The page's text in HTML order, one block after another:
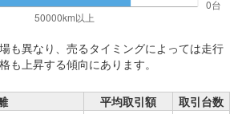
も異なり、売るタイミングによっては走行
も上昇する傾向にあります。
平均取引額
取引台数